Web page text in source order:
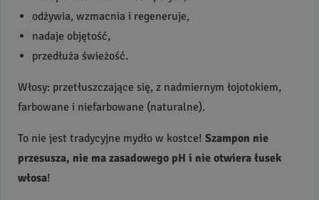
odżywia, wzmacnia i regeneruje,
nadaje objętość,
przedłuża świeżość.
Włosy: przetłuszczające się, z nadmiernym łojotokiem,
farbowane i niefarbowane (naturalne).
To nie jest tradycyjne mydło w kostce! Szampon nie
przesusza, nie ma zasadowego pH i nie otwiera łusek
włosa!